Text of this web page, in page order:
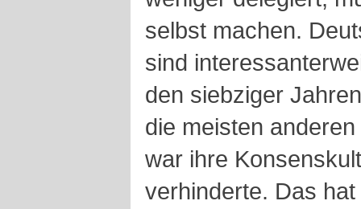
selbst machen.
sind
den siebziger
die meisten
war ihre
verhinderte. Das